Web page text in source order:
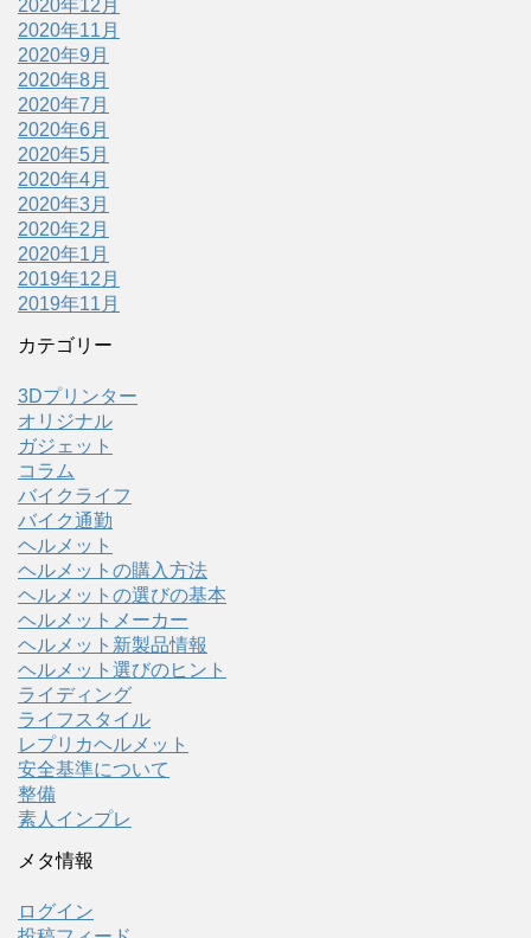
2020年12月
2020年11月
2020年9月
2020年8月
2020年7月
2020年6月
2020年5月
2020年4月
2020年3月
2020年2月
2020年1月
2019年12月
2019年11月
カテゴリー
3Dプリンター
オリジナル
ガジェット
コラム
バイクライフ
バイク通勤
ヘルメット
ヘルメットの購入方法
ヘルメットの選びの基本
ヘルメットメーカー
ヘルメット新製品情報
ヘルメット選びのヒント
ライディング
ライフスタイル
レプリカヘルメット
安全基準について
整備
素人インプレ
メタ情報
ログイン